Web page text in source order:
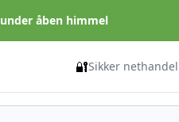
åben himmel
🔐Sikker nethandel